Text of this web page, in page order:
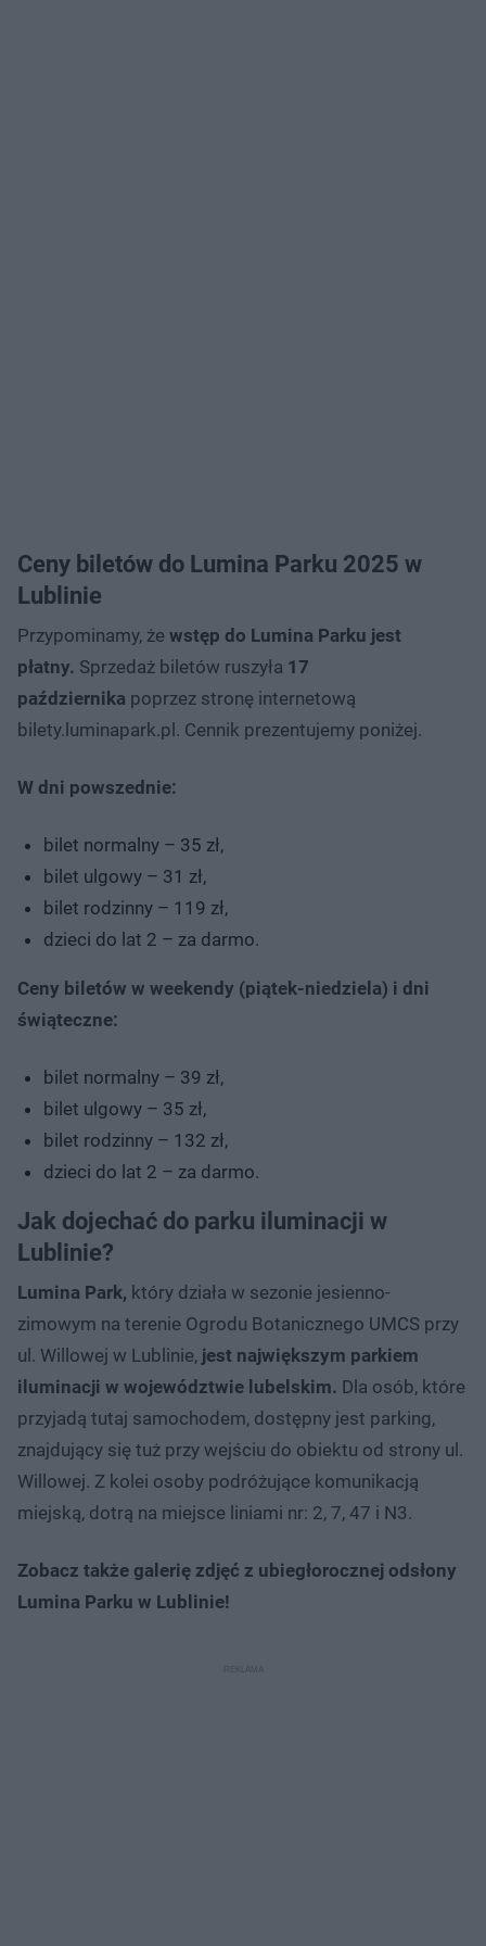
Ceny biletów do Lumina Parku 2025 w
Lublinie
Przypominamy, że wstęp do Lumina Parku jest
płatny. Sprzedaż biletów ruszyła 17
października poprzez stronę internetową
bilety.luminapark.pl. Cennik prezentujemy poniżej.
W dni powszednie:
bilet normalny – 35 zł,
bilet ulgowy – 31 zł,
bilet rodzinny – 119 zł,
dzieci do lat 2 – za darmo.
Ceny biletów w weekendy (piątek-niedziela) i dni
świąteczne:
bilet normalny – 39 zł,
bilet ulgowy – 35 zł,
bilet rodzinny – 132 zł,
dzieci do lat 2 – za darmo.
Jak dojechać do parku iluminacji w
Lublinie?
Lumina Park, który działa w sezonie jesienno-
zimowym na terenie Ogrodu Botanicznego UMCS przy
ul. Willowej w Lublinie, jest największym parkiem
iluminacji w województwie lubelskim. Dla osób, które
przyjadą tutaj samochodem, dostępny jest parking,
znajdujący się tuż przy wejściu do obiektu od strony ul.
Willowej. Z kolei osoby podróżujące komunikacją
miejską, dotrą na miejsce liniami nr: 2, 7, 47 i N3.
Zobacz także galerię zdjęć z ubiegłorocznej odsłony
Lumina Parku w Lublinie!